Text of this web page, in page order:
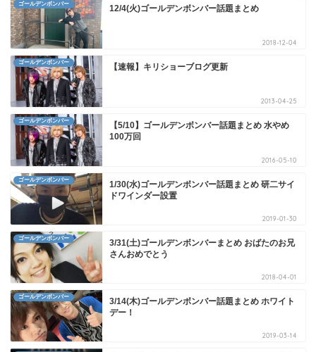
ゴールデンボンバー 12/4(火)ゴールデンボンバー話題まとめ
2018-12-04
ゴールデンボンバー 【速報】キリショーブログ更新
2013-04-25
ゴールデンボンバー
【5/10】ゴールデンボンバー話題まとめ 水やめ
100万回
2016-05-10
ゴールデンボンバー
1/30(水)ゴールデンボンバー話題まとめ 研二サイ
ドワインダー設置
2019-01-30
ゴールデンボンバー
3/31(土)ゴールデンボンバーまとめ おばたのお兄
さんおめでとう
2018-04-01
ゴールデンボンバー
3/14(木)ゴールデンボンバー話題まとめ ホワイト
デー！
2019-03-14